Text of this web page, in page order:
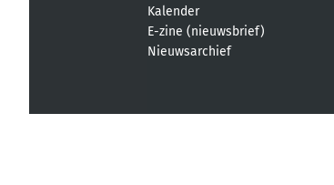
Kalender
E-zine (nieuwsbrief)
Nieuwsarchief